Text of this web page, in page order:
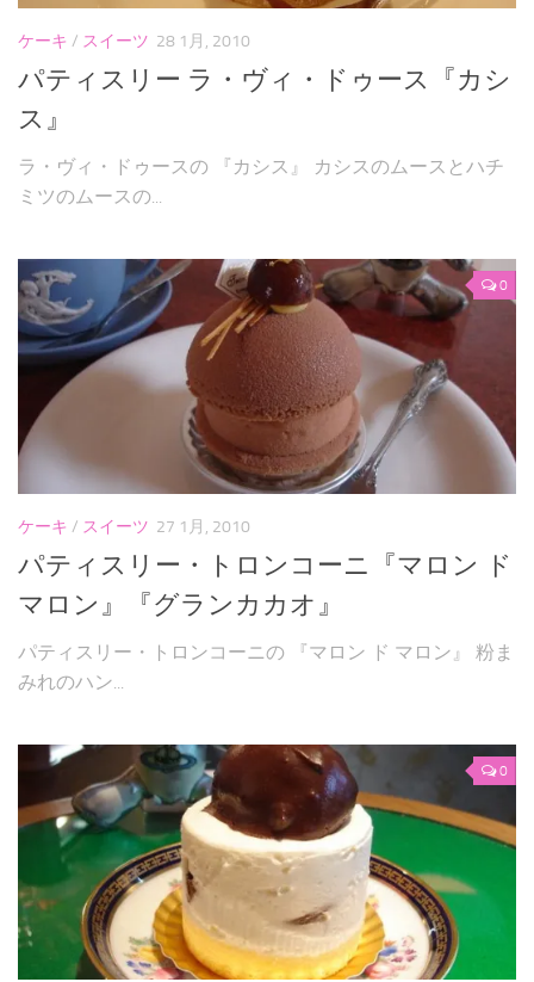
ケーキ / スイーツ 28 1月, 2010
パティスリー ラ・ヴィ・ドゥース『カシ
ス』
ラ・ヴィ・ドゥースの 『カシス』 カシスのムースとハチ
ミツのムースの...
0
ケーキ / スイーツ 27 1月, 2010
パティスリー・トロンコーニ『マロン ド
マロン』『グランカカオ』
パティスリー・トロンコーニの 『マロン ド マロン』 粉ま
みれのハン...
0